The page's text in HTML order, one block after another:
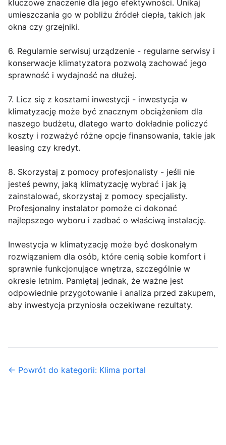
kluczowe znaczenie dla jego efektywności. Unikaj
umieszczania go w pobliżu źródeł ciepła, takich jak
okna czy grzejniki.
6. Regularnie serwisuj urządzenie - regularne serwisy i
konserwacje klimatyzatora pozwolą zachować jego
sprawność i wydajność na dłużej.
7. Licz się z kosztami inwestycji - inwestycja w
klimatyzację może być znacznym obciążeniem dla
naszego budżetu, dlatego warto dokładnie policzyć
koszty i rozważyć różne opcje finansowania, takie jak
leasing czy kredyt.
8. Skorzystaj z pomocy profesjonalisty - jeśli nie
jesteś pewny, jaką klimatyzację wybrać i jak ją
zainstalować, skorzystaj z pomocy specjalisty.
Profesjonalny instalator pomoże ci dokonać
najlepszego wyboru i zadbać o właściwą instalację.
Inwestycja w klimatyzację może być doskonałym
rozwiązaniem dla osób, które cenią sobie komfort i
sprawnie funkcjonujące wnętrza, szczególnie w
okresie letnim. Pamiętaj jednak, że ważne jest
odpowiednie przygotowanie i analiza przed zakupem,
aby inwestycja przyniosła oczekiwane rezultaty.
← Powrót do kategorii: Klima portal